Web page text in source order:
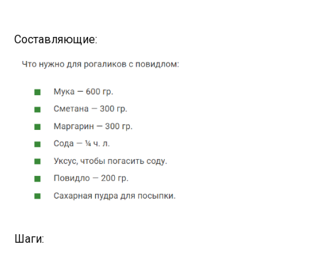
Составляющие:
Шаги: